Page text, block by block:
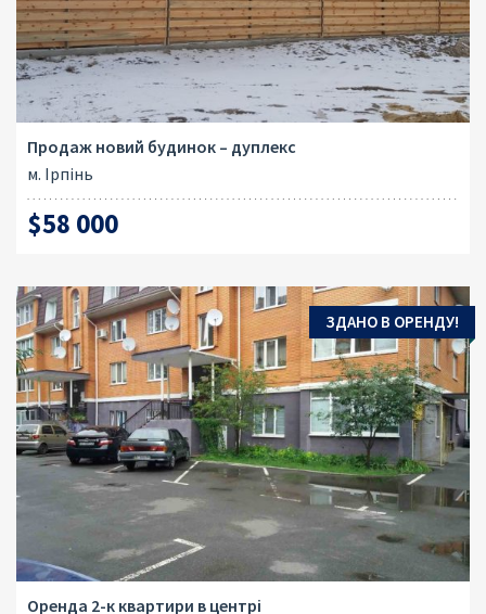
Продаж новий будинок – дуплекс
м. Ірпінь
$58 000
ЗДАНО В ОРЕНДУ!
Оренда 2-к квартири в центрі